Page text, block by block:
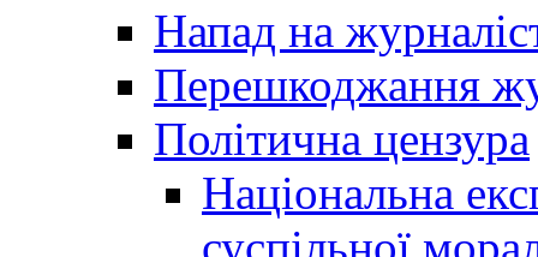
Напад на
Перешкоджання
Політична цензура
Національна
суспільної